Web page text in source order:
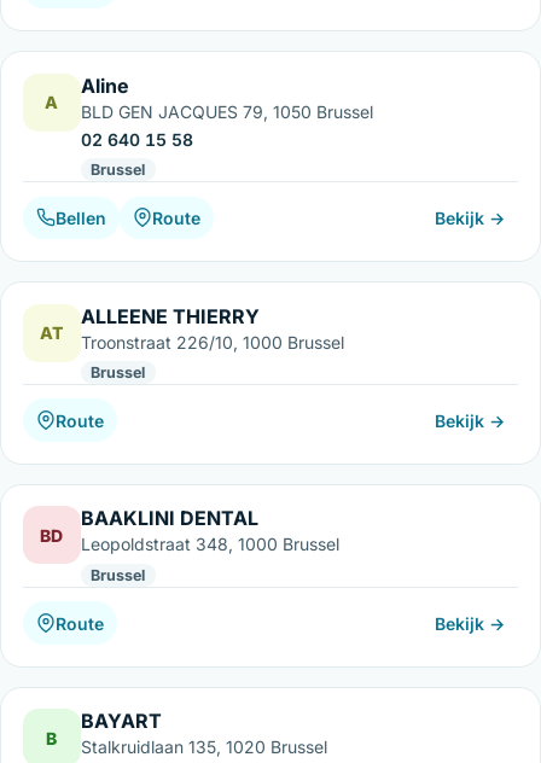
A
Aline
BLD GEN JACQUES 79, 1050 Brussel
02 640 15 58
Brussel
Bellen Route Bekijk →
AT
ALLEENE THIERRY
Troonstraat 226/10, 1000 Brussel
Brussel
Route Bekijk →
BD
BAAKLINI DENTAL
Leopoldstraat 348, 1000 Brussel
Brussel
Route Bekijk →
B
BAYART
Stalkruidlaan 135, 1020 Brussel